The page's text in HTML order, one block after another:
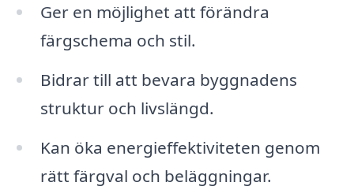
Ger en möjlighet att förändra
färgschema och stil.
Bidrar till att bevara byggnadens
struktur och livslängd.
Kan öka energieffektiviteten genom
rätt färgval och beläggningar.